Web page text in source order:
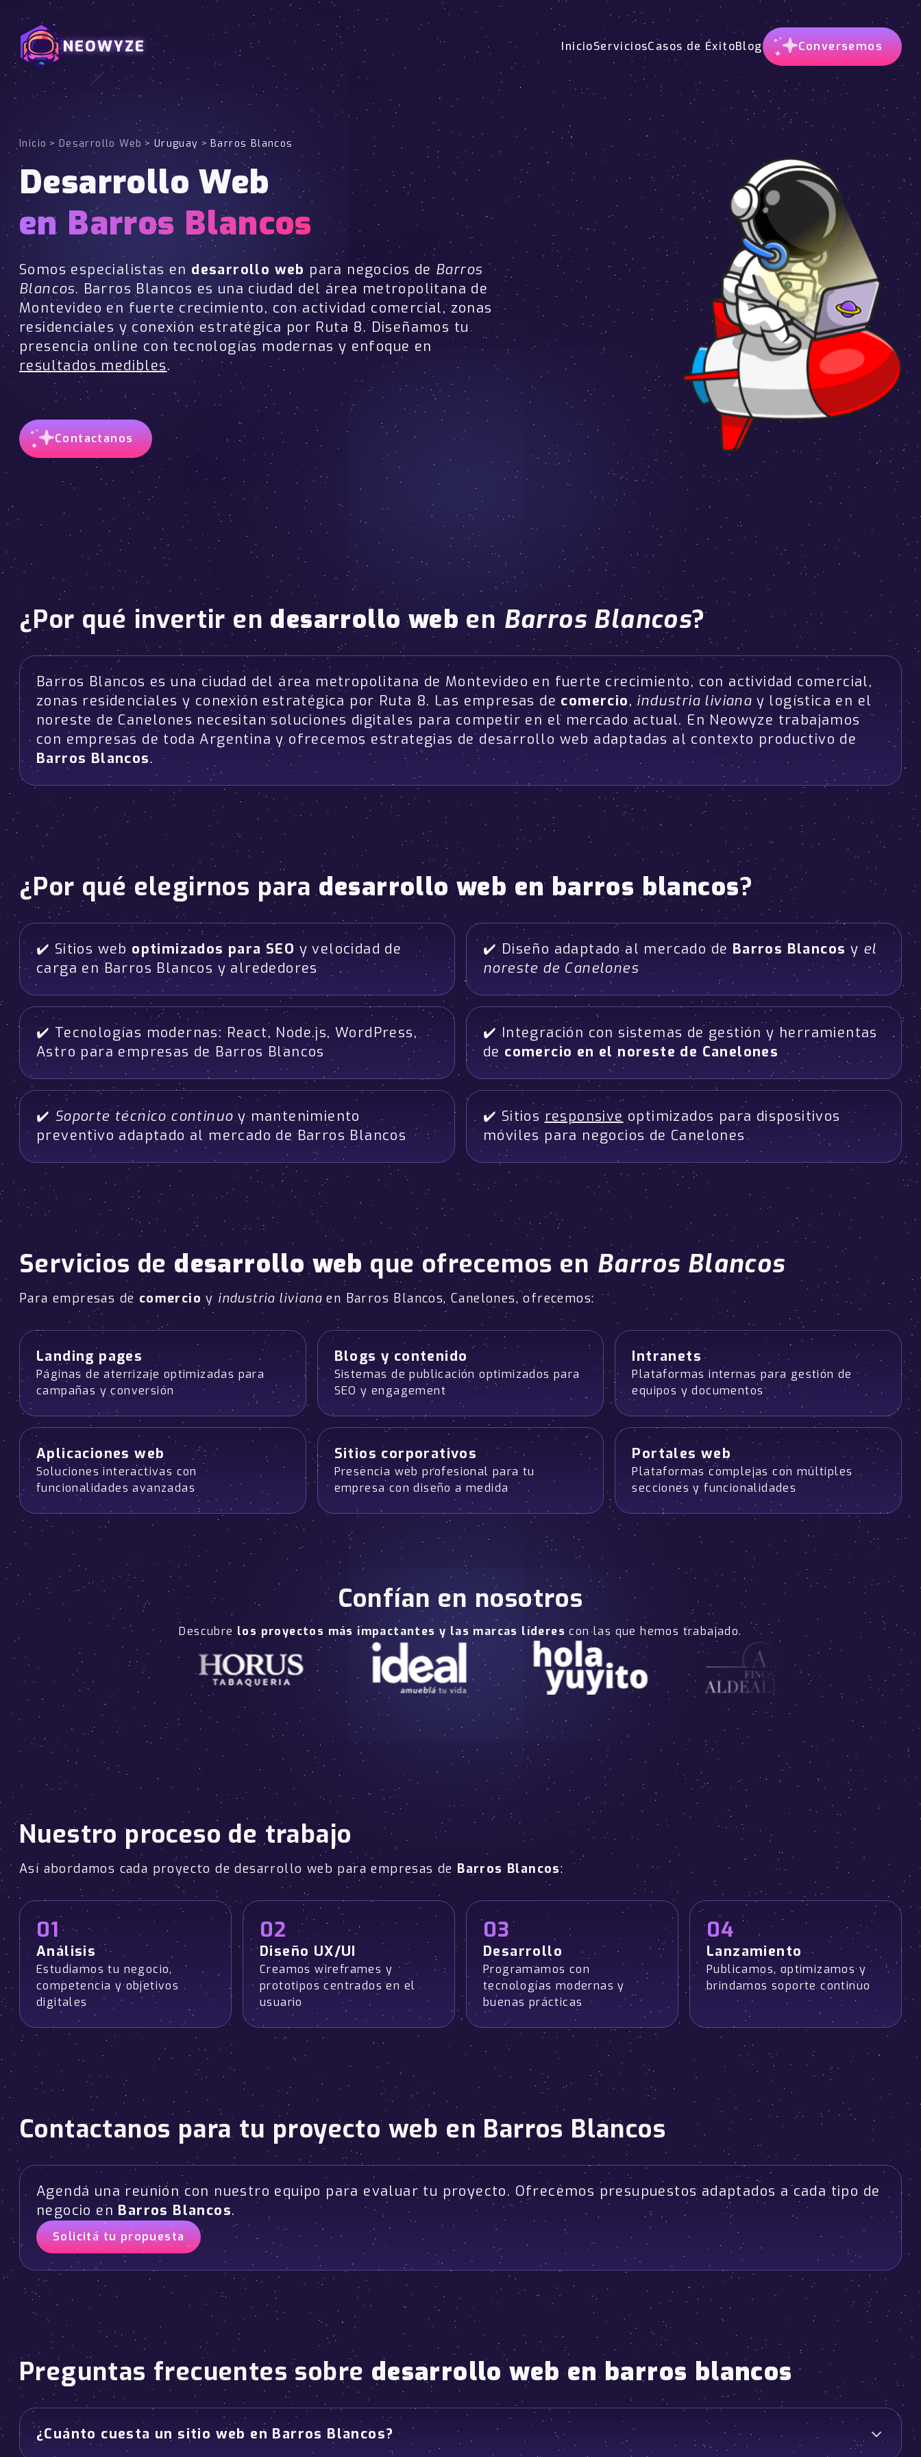
NEOWYZE InicioServiciosCasos de ÉxitoBlog Conversemos
Inicio > Desarrollo Web > Uruguay > Barros Blancos
Desarrollo Web
en Barros Blancos
Somos especialistas en desarrollo web para negocios de Barros
Blancos. Barros Blancos es una ciudad del área metropolitana de
Montevideo en fuerte crecimiento, con actividad comercial, zonas
residenciales y conexión estratégica por Ruta 8. Diseñamos tu
presencia online con tecnologías modernas y enfoque en
resultados medibles.
Contactanos
¿Por qué invertir en desarrollo web en Barros Blancos?
Barros Blancos es una ciudad del área metropolitana de Montevideo en fuerte crecimiento, con actividad comercial,
zonas residenciales y conexión estratégica por Ruta 8. Las empresas de comercio,industria liviana y logística en el
noreste de Canelones necesitan soluciones digitales para competir en el mercado actual. En Neowyze trabajamos
con empresas de toda Argentina y ofrecemos estrategias de desarrollo web adaptadas al contexto productivo de
Barros Blancos.
¿Por qué elegirnos paradesarrollo web en barros blancos?
✔️ Sitios web optimizados para SEO y velocidad de
carga en Barros Blancos y alrededores
✔️ Diseño adaptado al mercado de Barros Blancos y el
noreste de Canelones
✔️ Tecnologías modernas: React, Node.js, WordPress,
Astro para empresas de Barros Blancos
✔️ Integración con sistemas de gestión y herramientas
de comercio en el noreste de Canelones
✔️ Soporte técnico continuoy mantenimiento
preventivo adaptado al mercado de Barros Blancos
✔️ Sitios responsive optimizados para dispositivos
móviles para negocios de Canelones
Servicios de desarrollo webque ofrecemos en Barros Blancos
Para empresas de comercio y industria liviana en Barros Blancos, Canelones, ofrecemos:
Landing pages
Páginas de aterrizaje optimizadas para
campañas y conversión
Blogs y contenido
Sistemas de publicación optimizados para
SEO y engagement
Intranets
Plataformas internas para gestión de
equipos y documentos
Aplicaciones web
Soluciones interactivas con
funcionalidades avanzadas
Sitios corporativos
Presencia web profesional para tu
empresa con diseño a medida
Portales web
Plataformas complejas con múltiples
secciones y funcionalidades
Confían en nosotros
Descubre los proyectos más impactantes y las marcas líderes con las que hemos trabajado.
Nuestro proceso de trabajo
Así abordamos cada proyecto de desarrollo web para empresas de Barros Blancos:
01
Análisis
Estudiamos tu negocio,
competencia y objetivos
digitales
02
Diseño UX/UI
Creamos wireframes y
prototipos centrados en el
usuario
03
Desarrollo
Programamos con
tecnologías modernas y
buenas prácticas
04
Lanzamiento
Publicamos, optimizamos y
brindamos soporte continuo
Contactanos para tu proyecto web en Barros Blancos
Agendá una reunión con nuestro equipo para evaluar tu proyecto. Ofrecemos presupuestos adaptados a cada tipo de
negocio en Barros Blancos.
Solicitá tu propuesta
Preguntas frecuentes sobre desarrollo web en barros blancos
¿Cuánto cuesta un sitio web en Barros Blancos?